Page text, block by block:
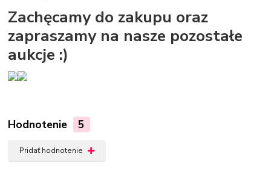
Zachęcamy do zakupu oraz
zapraszamy na nasze pozostałe
aukcje :)
Hodnotenie 5
Pridať hodnotenie